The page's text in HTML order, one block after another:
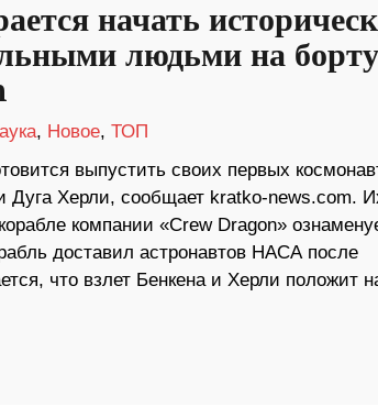
начать
людьми на борту
, Новое, ТОП
выпустить своих первых
Дуга Херли, сообщает kratko-news.com.
компании «Crew Dragon»
доставил астронавтов НАСА после
что взлет Бенкена и Херли положит